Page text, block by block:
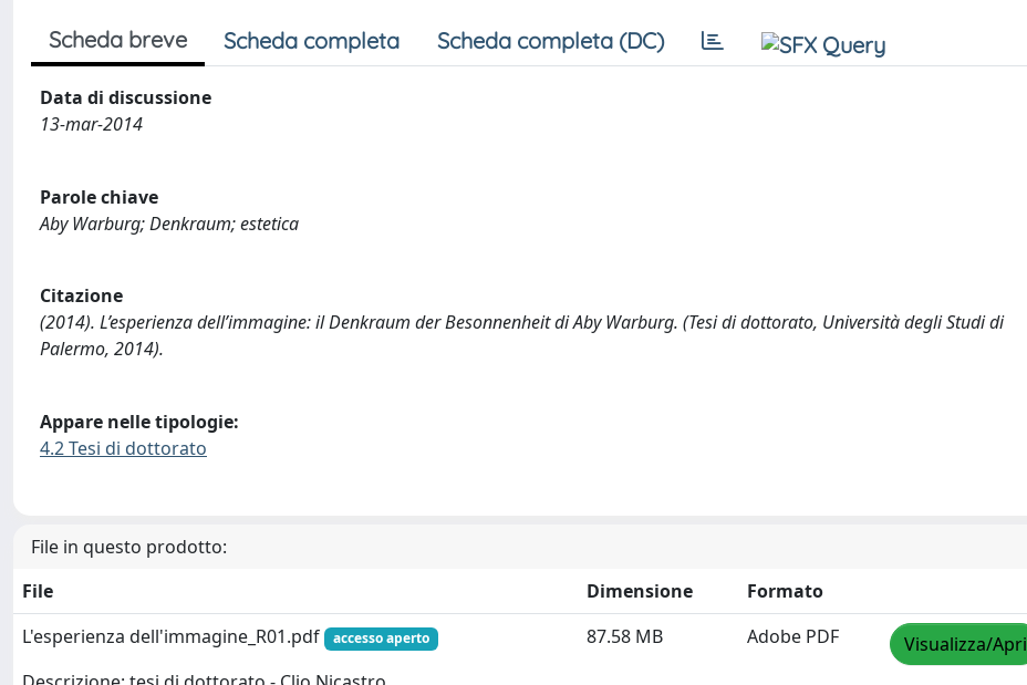
Scheda breve Scheda completa Scheda completa (DC)
Data di discussione
13-mar-2014
Parole chiave
Aby Warburg; Denkraum; estetica
Citazione
(2014). L’esperienza dell’immagine: il Denkraum der Besonnenheit di Aby Warburg. (Tesi di dottorato, Università degli Studi di
Palermo, 2014).
Appare nelle tipologie:
4.2 Tesi di dottorato
File in questo prodotto:
File
Dimensione
Formato
L'esperienza dell'immagine_R01.pdf
accesso aperto 87.58 MB Adobe PDF Visualizza/Apri